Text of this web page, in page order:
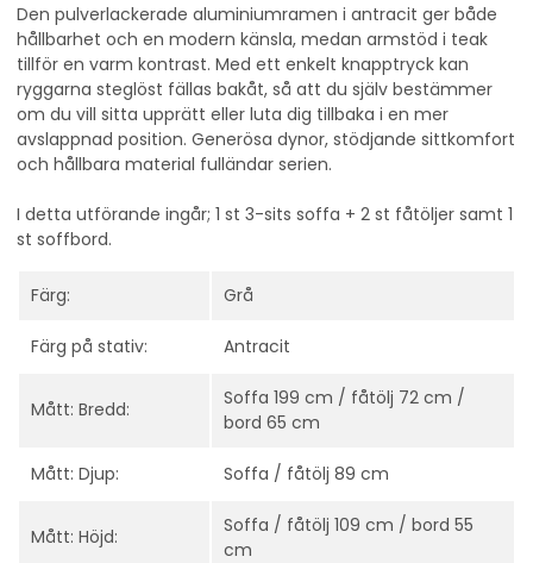
Den pulverlackerade aluminiumramen i antracit ger både
hållbarhet och en modern känsla, medan armstöd i teak
tillför en varm kontrast. Med ett enkelt knapptryck kan
ryggarna steglöst fällas bakåt, så att du själv bestämmer
om du vill sitta upprätt eller luta dig tillbaka i en mer
avslappnad position. Generösa dynor, stödjande sittkomfort
och hållbara material fulländar serien.
I detta utförande ingår; 1 st 3-sits soffa + 2 st fåtöljer samt 1
st soffbord.
Färg: Grå
Färg på stativ: Antracit
Mått: Bredd:
Soffa 199 cm / fåtölj 72 cm /
bord 65 cm
Mått: Djup: Soffa / fåtölj 89 cm
Mått: Höjd:
Soffa / fåtölj 109 cm / bord 55
cm